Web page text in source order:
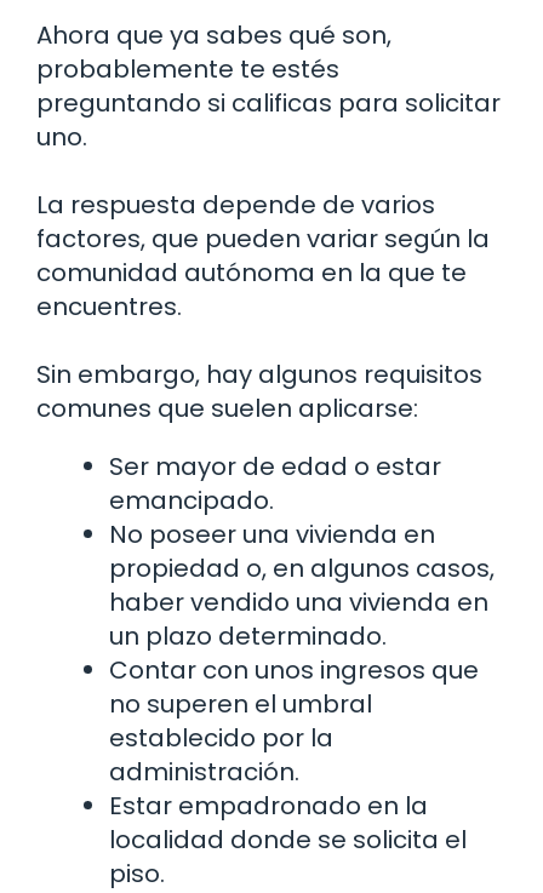
Ahora que ya sabes qué son,
probablemente te estés
preguntando si calificas para solicitar
uno.
La respuesta depende de varios
factores, que pueden variar según la
comunidad autónoma en la que te
encuentres.
Sin embargo, hay algunos requisitos
comunes que suelen aplicarse:
Ser mayor de edad o estar
emancipado.
No poseer una vivienda en
propiedad o, en algunos casos,
haber vendido una vivienda en
un plazo determinado.
Contar con unos ingresos que
no superen el umbral
establecido por la
administración.
Estar empadronado en la
localidad donde se solicita el
piso.